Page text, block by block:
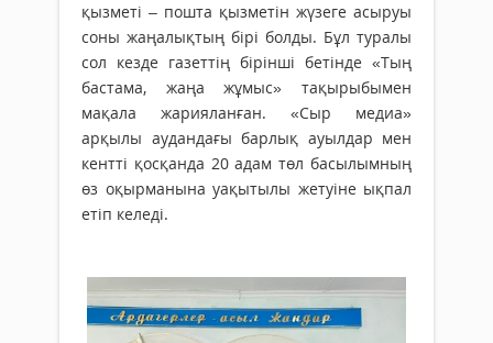
қызметі – пошта қызметін жүзеге асыруы
соны жаңалықтың бірі болды. Бұл туралы
сол кезде газеттің бірінші бетінде «Тың
бас­тама, жаңа жұмыс» тақырыбымен
мақала жарияланған. «Сыр медиа»
арқылы аудандағы барлық ауыл­дар мен
кентті қосқанда 20 адам төл басылымның
өз оқырманына уақытылы жетуіне ықпал
етіп келеді.